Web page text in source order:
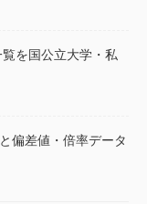
を国公立大学・私
偏差値・倍率データ